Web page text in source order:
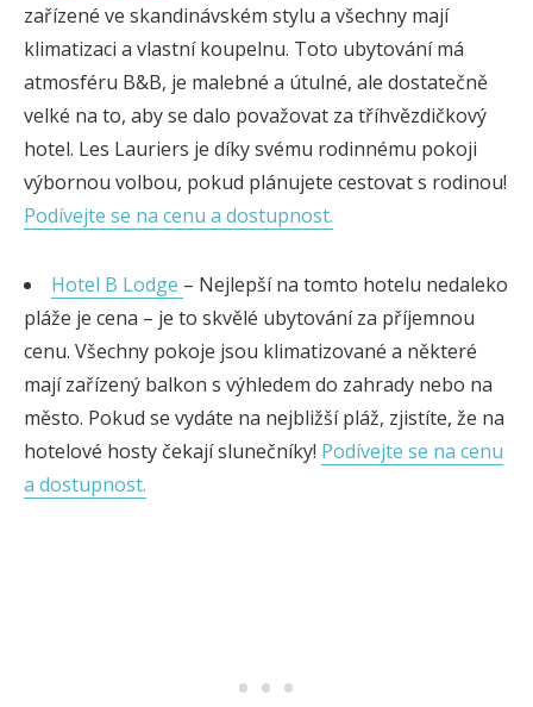
zařízené ve skandinávském stylu a všechny mají
klimatizaci a vlastní koupelnu. Toto ubytování má
atmosféru B&B, je malebné a útulné, ale dostatečně
velké na to, aby se dalo považovat za tříhvězdičkový
hotel. Les Lauriers je díky svému rodinnému pokoji
výbornou volbou, pokud plánujete cestovat s rodinou!
Podívejte se na cenu a dostupnost.
Hotel B Lodge – Nejlepší na tomto hotelu nedaleko
pláže je cena – je to skvělé ubytování za příjemnou
cenu. Všechny pokoje jsou klimatizované a některé
mají zařízený balkon s výhledem do zahrady nebo na
město. Pokud se vydáte na nejbližší pláž, zjistíte, že na
hotelové hosty čekají slunečníky! Podívejte se na cenu
a dostupnost.